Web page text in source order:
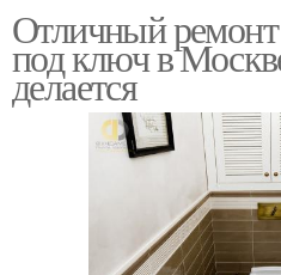
Отличный
под ключ в
делается